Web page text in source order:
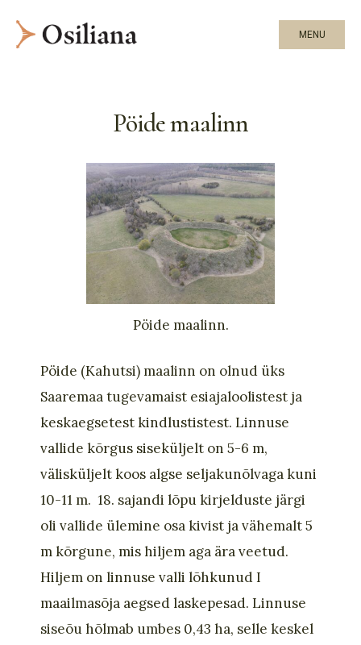
MENU
Pöide maalinn
Pöide maalinn.
Pöide (Kahutsi) maalinn on olnud üks
Saaremaa tugevamaist esiajaloolistest ja
keskaegsetest kindlustistest. Linnuse
vallide kõrgus siseküljelt on 5-6 m,
välisküljelt koos algse seljakunõlvaga kuni
10-11 m. 18. sajandi lõpu kirjelduste järgi
oli vallide ülemine osa kivist ja vähemalt 5
m kõrgune, mis hiljem aga ära veetud.
Hiljem on linnuse valli lõhkunud I
maailmasõja aegsed laskepesad. Linnuse
siseõu hõlmab umbes 0,43 ha, selle keskel